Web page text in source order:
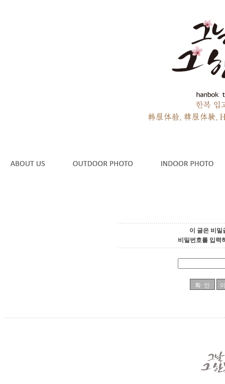
이 글은 비밀
비밀번호를 입력